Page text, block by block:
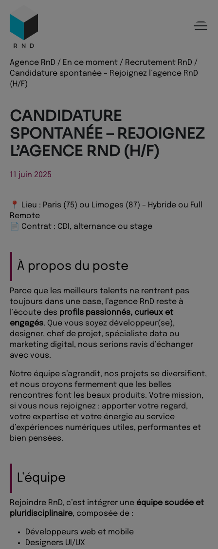
Recherche
Pied de page
Agence RnD / En ce moment / Recrutement RnD /
Candidature spontanée – Rejoignez l’agence RnD
(H/F)
CANDIDATURE
SPONTANÉE – REJOIGNEZ
L’AGENCE RND (H/F)
11 juin 2025
📍 Lieu : Paris (75) ou Limoges (87) – Hybride ou Full
Remote
📄 Contrat : CDI, alternance ou stage
À propos du poste
Parce que les meilleurs talents ne rentrent pas
toujours dans une case, l’agence RnD reste à
l’écoute des profils passionnés, curieux et
engagés. Que vous soyez développeur(se),
designer, chef de projet, spécialiste data ou
marketing digital, nous serions ravis d’échanger
avec vous.
Notre équipe s’agrandit, nos projets se diversifient,
et nous croyons fermement que les belles
rencontres font les beaux produits. Votre mission,
si vous nous rejoignez : apporter votre regard,
votre expertise et votre énergie au service
d’expériences numériques utiles, performantes et
bien pensées.
L’équipe
Rejoindre RnD, c’est intégrer une équipe soudée et
pluridisciplinaire, composée de :
Développeurs web et mobile
Designers UI/UX